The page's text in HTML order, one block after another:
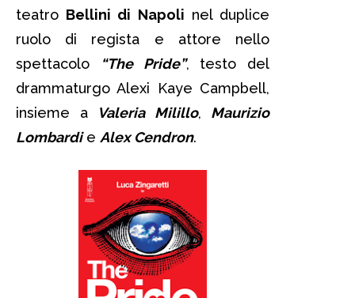
teatro Bellini di Napoli nel duplice
ruolo di regista e attore nello
spettacolo
“The Pride”, testo del
drammaturgo Alexi Kaye Campbell,
insieme a
Valeria Milillo, Maurizio
Lombardie Alex Cendron.